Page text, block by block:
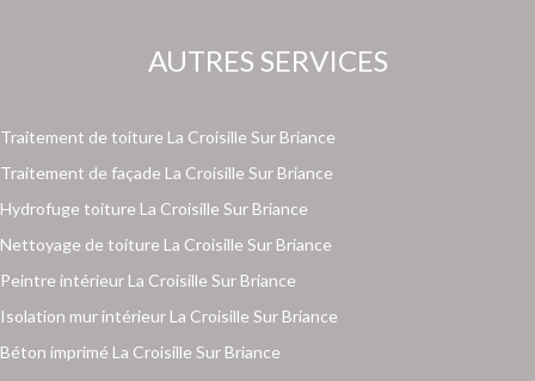
AUTRES SERVICES
Traitement de toiture La Croisille Sur Briance
Traitement de façade La Croisille Sur Briance
Hydrofuge toiture La Croisille Sur Briance
Nettoyage de toiture La Croisille Sur Briance
Peintre intérieur La Croisille Sur Briance
Isolation mur intérieur La Croisille Sur Briance
Béton imprimé La Croisille Sur Briance